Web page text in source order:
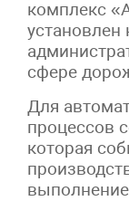
комплекс
установлен
сфере
Для
процессов
которая